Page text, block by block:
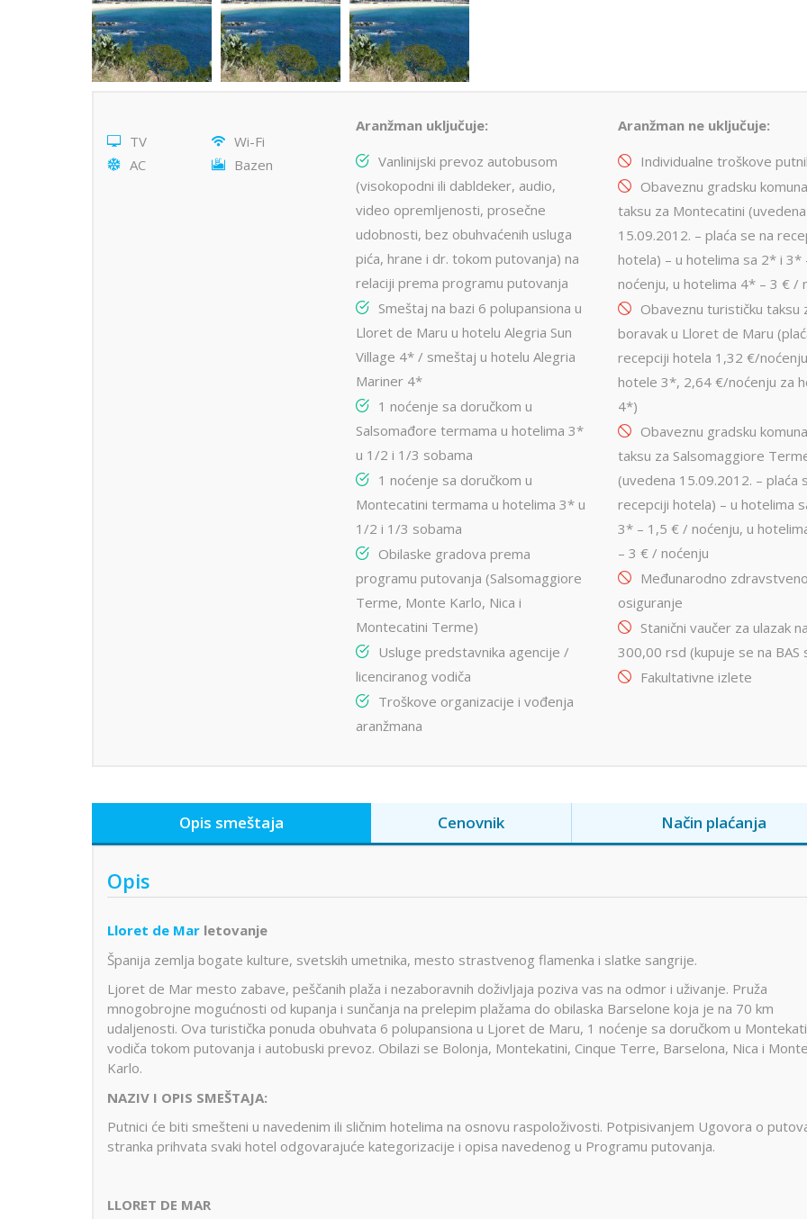
TV
Wi-Fi
AC
Bazen
Aranžman uključuje:
Vanlinijski prevoz autobusom
(visokopodni ili dabldeker, audio,
video opremljenosti, prosečne
udobnosti, bez obuhvaćenih usluga
pića, hrane i dr. tokom putovanja) na
relaciji prema programu putovanja
Smeštaj na bazi 6 polupansiona u
Lloret de Maru u hotelu Alegria Sun
Village 4* / smeštaj u hotelu Alegria
Mariner 4*
1 noćenje sa doručkom u
Salsomađore termama u hotelima 3*
u 1/2 i 1/3 sobama
1 noćenje sa doručkom u
Montecatini termama u hotelima 3* u
1/2 i 1/3 sobama
Obilaske gradova prema
programu putovanja (Salsomaggiore
Terme, Monte Karlo, Nica i
Montecatini Terme)
Usluge predstavnika agencije /
licenciranog vodiča
Troškove organizacije i vođenja
aranžmana
Aranžman ne uključuje:
Individualne troškove
Obaveznu gradsku
taksu za Montecatini (uvedena
15.09.2012. – plaća se na
hotela) – u hotelima sa 2* i 3*
noćenju, u hotelima 4* – 3 € /
Obaveznu turističku taksu
boravak u Lloret de Maru
recepciji hotela 1,32 €/
hotele 3*, 2,64 €/noćenju za
4*)
Obaveznu gradsku
taksu za Salsomaggiore
(uvedena 15.09.2012. – plaća
recepciji hotela) – u hotelima
3* – 1,5 € / noćenju, u
– 3 € / noćenju
Međunarodno zdravstveno
osiguranje
Stanični vaučer za ulazak
300,00 rsd (kupuje se na BAS
Fakultativne izlete
Opis smeštaja Cenovnik Način plaćanja
Opis
Lloret de Mar letovanje
Španija zemlja bogate kulture, svetskih umetnika, mesto strastvenog flamenka i slatke sangrije.
Ljoret de Mar mesto zabave, peščanih plaža i nezaboravnih doživljaja poziva vas na odmor i uživanje. Pruža
mnogobrojne mogućnosti od kupanja i sunčanja na prelepim plažama do obilaska Barselone koja je na 70 km
udaljenosti. Ova turistička ponuda obuhvata 6 polupansiona u Ljoret de Maru, 1 noćenje sa doručkom u
vodiča tokom putovanja i autobuski prevoz. Obilazi se Bolonja, Montekatini, Cinque Terre, Barselona, Nica i Monte
Karlo.
NAZIV I OPIS SMEŠTAJA:
Putnici će biti smešteni u navedenim ili sličnim hotelima na osnovu raspoloživosti. Potpisivanjem Ugovora o
stranka prihvata svaki hotel odgovarajuće kategorizacije i opisa navedenog u Programu putovanja.
LLORET DE MAR